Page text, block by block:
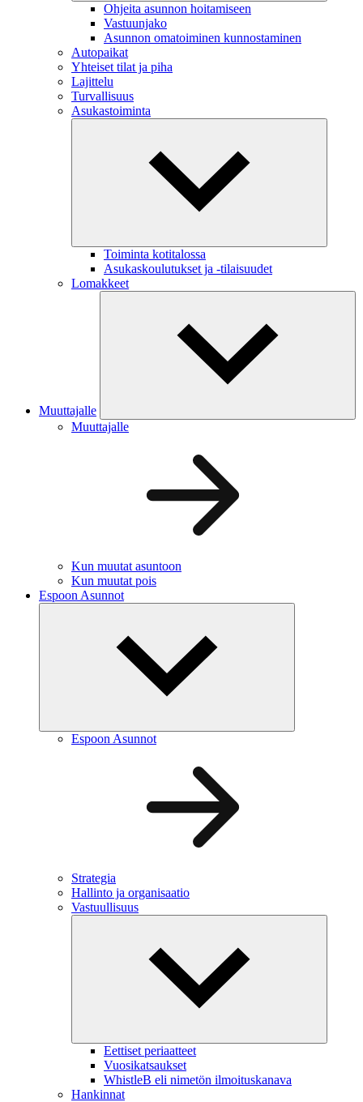
Ohjeita asunnon hoitamiseen
Vastuunjako
Asunnon omatoiminen kunnostaminen
Autopaikat
Yhteiset tilat ja piha
Lajittelu
Turvallisuus
Asukastoiminta
Toiminta kotitalossa
Asukaskoulutukset ja -tilaisuudet
Lomakkeet
Muuttajalle
Muuttajalle
Kun muutat asuntoon
Kun muutat pois
Espoon Asunnot
Espoon Asunnot
Strategia
Hallinto ja organisaatio
Vastuullisuus
Eettiset periaatteet
Vuosikatsaukset
WhistleB eli nimetön ilmoituskanava
Hankinnat